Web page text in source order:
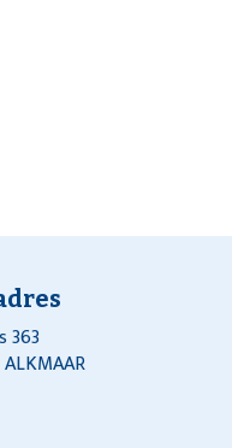
363